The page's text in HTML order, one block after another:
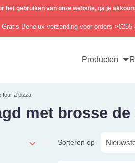
Gratis Benelux verzending voor orders >€255
Producten
four à pizza
met brosse
Sorteren op
het gebruiken van onze website, ga je